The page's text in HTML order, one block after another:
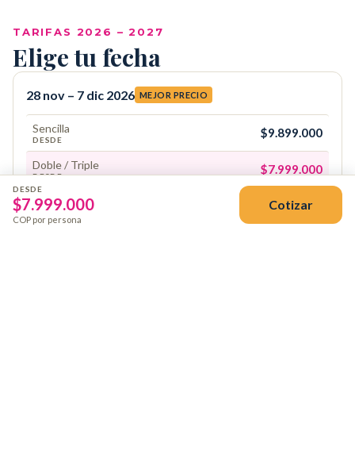
TARIFAS 2026 – 2027
Elige tu fecha
28 nov – 7 dic 2026 MEJOR PRECIO
Sencilla
DESDE $9.899.000
Doble / Triple
DESDE $7.999.000
COP
DESDE
$7.999.000
COP por persona
Cotizar